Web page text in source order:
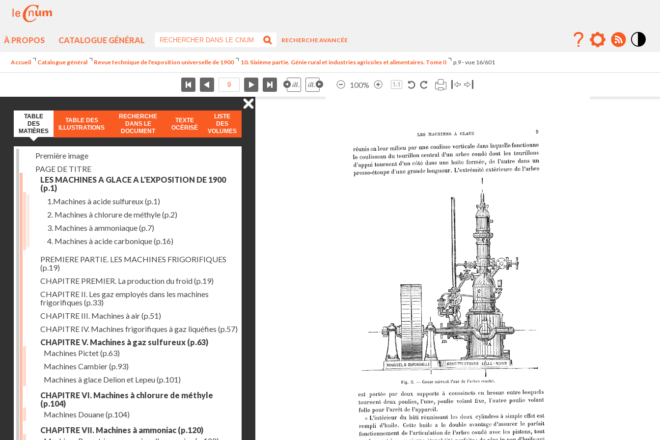
À PROPOS CATALOGUE GÉNÉRAL
RECHERCHE AVANCÉE
Accueil Catalogue général Revue technique de l'exposition universelle de 1900 10. Sixième partie. Génie rural et industries agricoles et alimentaires. Tome II p.9 - vue 16/601
100%
TABLE
DES
MATIÈRES
TABLE DES
ILLUSTRATIONS
RECHERCHE
DANS LE
DOCUMENT
TEXTE
OCÉRISÉ
LISTE
DES
VOLUMES
Première image
PAGE DE TITRE
LES MACHINES A GLACE A L'EXPOSITION DE 1900
(p.1)
1.Machines à acide sulfureux(p.1)
2. Machines à chlorure de méthyle(p.2)
3. Machines à ammoniaque(p.7)
4. Machines à acide carbonique(p.16)
PREMIERE PARTIE. LES MACHINES FRIGORIFIQUES
(p.19)
CHAPITRE PREMIER. La production du froid(p.19)
CHAPITRE II. Les gaz employés dans les machines
frigorifiques (p.33)
CHAPITRE III. Machines à air(p.51)
CHAPITRE IV. Machines frigorifiques à gaz liquéfies (p.57)
CHAPITRE V. Machines à gaz sulfureux (p.63)
Machines Pictet(p.63)
Machines Cambier(p.93)
Machines à glace Delion et Lepeu(p.101)
CHAPITRE VI. Machines à chlorure de méthyle
(p.104)
Machines Douane(p.104)
CHAPITRE VII. Machines à ammoniac (p.120)